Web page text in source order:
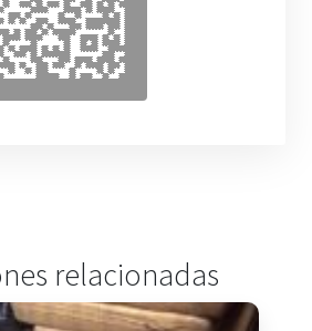
relacionadas